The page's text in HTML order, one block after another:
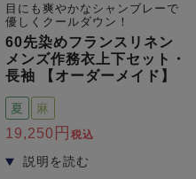
秋 冬
ジャマ
覧はこちら
半袖 七分袖
目にも爽やかなシャンブレーで
優しくクールダウン！
60先染めフランスリネン
メンズ作務衣上下セット・
長袖 【オーダーメイド】
夏 麻
19,250 税込